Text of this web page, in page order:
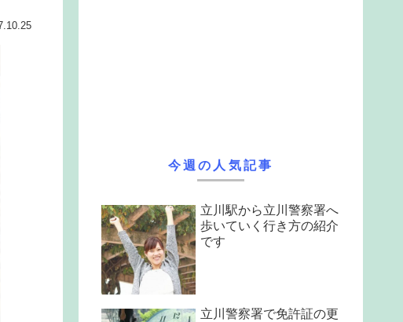
今週の人気記事
立川駅から立川警察署へ
歩いていく行き方の紹介
です
立川警察署で免許証の更